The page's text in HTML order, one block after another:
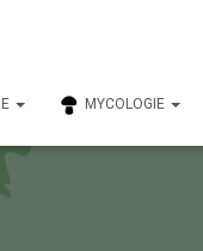
MYCOLOGIE